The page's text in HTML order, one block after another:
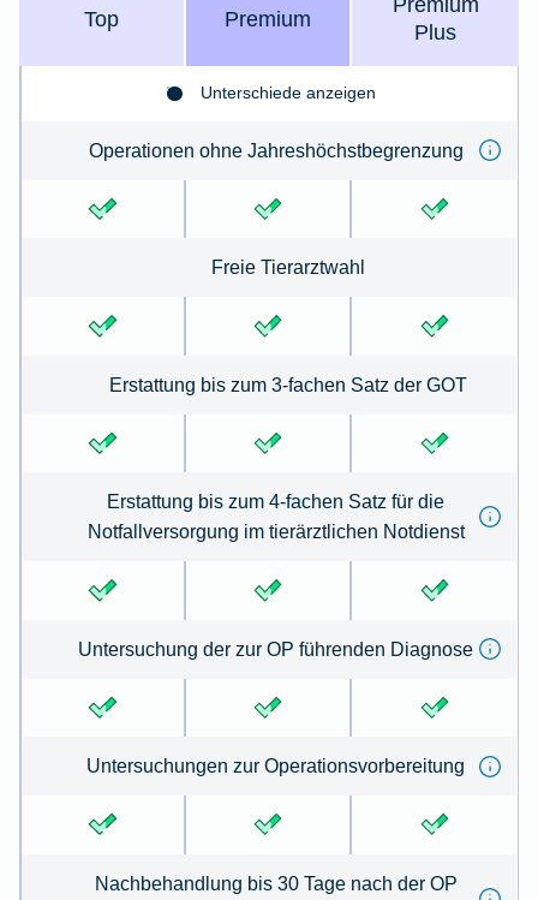
Top Premium
Premium
Plus
Unterschiede anzeigen
Operationen ohne Jahreshöchstbegrenzung
Freie Tierarztwahl
Erstattung bis zum 3-fachen Satz der GOT
Erstattung bis zum 4-fachen Satz für die
Notfallversorgung im tierärztlichen Notdienst
Untersuchung der zur OP führenden Diagnose
Untersuchungen zur Operationsvorbereitung
Nachbehandlung bis 30 Tage nach der OP